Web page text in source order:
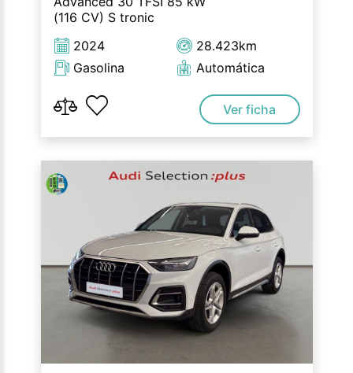
(116 CV) S tronic
2024
Gasolina
28.423km
Automática
Ver ficha